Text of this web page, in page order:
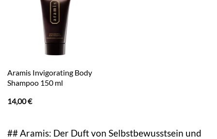
Aramis Invigorating Body
Shampoo 150 ml
14,00€
## Aramis: Der Duft von Selbstbewusstsein und